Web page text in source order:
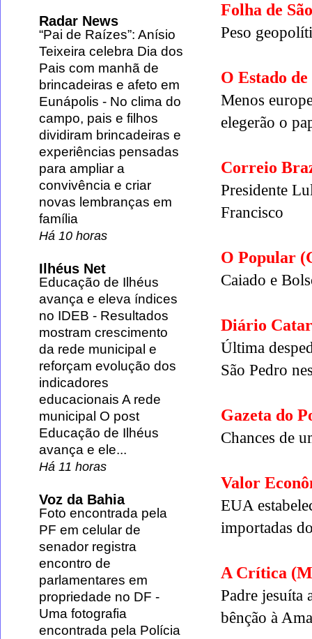
Folha de
Peso
O Estado
Menos
elegerão o
Correio
Presidente
Francisco
O Popular
Caiado e
Diário
Última
São Pedro
Gazeta do
Chances de
Valor
EUA
importadas
A Crítica
Padre jesuíta
bênção à
Radar News
“Pai de Raízes”: Anísio
Teixeira celebra Dia dos
Pais com manhã de
brincadeiras e afeto em
Eunápolis - No clima do
campo, pais e filhos
dividiram brincadeiras e
experiências pensadas
para ampliar a
convivência e criar
novas lembranças em
família
Há 10 horas
Ilhéus Net
Educação de Ilhéus
avança e eleva índices
no IDEB - Resultados
mostram crescimento
da rede municipal e
reforçam evolução dos
indicadores
educacionais A rede
municipal O post
Educação de Ilhéus
avança e ele...
Há 11 horas
Voz da Bahia
Foto encontrada pela
PF em celular de
senador registra
encontro de
parlamentares em
propriedade no DF -
Uma fotografia
encontrada pela Polícia